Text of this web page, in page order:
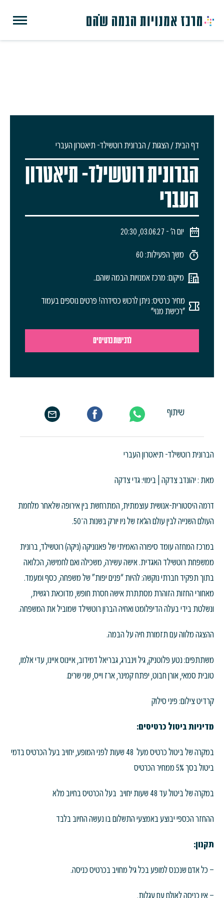
דף הבית/הצגות/הברונית רוטשילד- תיאטרון העברי
הברונית רוטשילד- תיאטרון
העברי
יום ה׳ - 03.06.27, 20:30
משך הפעילות: 60
מיקום: מרכז אמנויות הבמה שוהם..
מחיר כרטיס: ניתן לרכוש כסידרה! פרטים נוספים בעמוד
"רכישת מנוי"
לרכישת כרטיסים
שיתוף
הברונית רוטשילד- תיאטרון העברי
מאת : יהונדב צדקה | בימוי: גדי צדקה
דרמה היסטורית-אנושית עוצמתית, המתרחשת בין אירופה שלאחר מלחמת
העולם השנייה לבין עולם הג'אז של ניו יורק בשנות ה־50.
במרכז המחזה עומד סיפורה האמיתי של פאנוניקה (ניקה) רוטשילד, ברונית
ממשפחת רוטשילד האגדית. אישה עשירה, משכילה ואם לחמישה, הכלואה
בתוך תפקיד חברתי נוקשה: להיות “פנים יפות” של משפחה, כסף ומעמד.
מאחורי החזות הזוהרת מסתתרת אישה חסרת חופש, מדוכאת רגשית,
ונשלטת בידי בעלה הדיפלומט ואחיה הברון רוטשילד שמוביל את המשפחה.
ההצגה מלווה עם תזמורת חיה על הבמה.
משתתפים: נטע פלוטניק, גיל וינברג, גבריאל דמידוב, איינוס איינו, עדי אלמו,
טובית סמאי, אורן חבוט, יפתח קמינר, ארז וייס, שני שרים.
קרדיט צילום: פיני סילוק
מדיניות ביטול כרטיסים:
במקרה של ביטול כרטיס מעל 48 שעות לפני המופע, יחויב בעל הכרטיס בדמי
ביטול בסך 5% ממחיר הכרטיס
במקרה של ביטול עד 48 שעות יחויב בעל הכרטיס בחיוב מלא
ההחזר הכספי יבוצע באמצעי התשלום בו נעשה החיוב בלבד
תקנון:
– כל אדם שנכנס למופע בכל גיל מחויב בכרטיס כניסה.